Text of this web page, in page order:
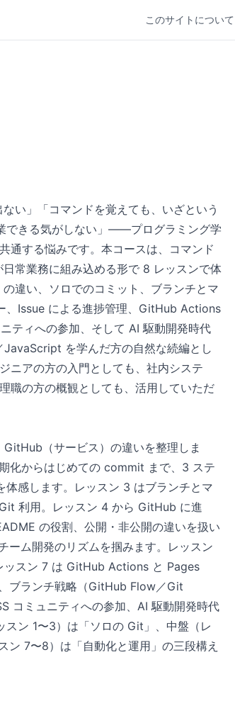
このサイトについて
い」「コマンドを覚えても、いざという
できる気がしない」——プログラミング学
通する悩みです。本コースは、コマンド
常業務に組み込める形で 8 レッスンで体
違い、ソロでのコミット、ブランチとマ
、Issue による進捗管理、GitHub Actions
ティへの参加、そして AI 駆動開発時代
を学んだ方の自然な続編とし
ニアの方の入門としても、社内システ
職の方の概観としても、活用していただ
（サービス）の違いを整理しま
化からはじめての commit まで、3 ステ
感します。レッスン 3 はブランチとマ
利用。レッスン 4 から GitHub に進
の役割、公開・非公開の違いを扱い
ーム開発のリズムを掴みます。レッスン
ッスン 7 は GitHub Actions と Pages
ブランチ戦略（GitHub Flow／Git
コミュニティへの参加、AI 駆動開発時代
ン 1〜3）は「ソロの Git」、中盤（レ
7〜8）は「自動化と運用」の三段構え